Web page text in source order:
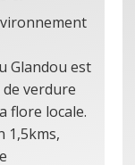
Glandou est
verdure
flore locale.
1,5kms,